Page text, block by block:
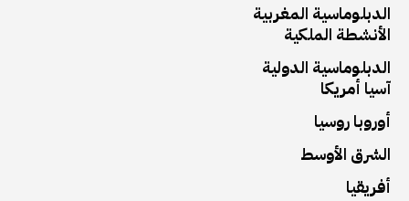
الدبلوماسية المغربية
الأنشطة الملكية
الدبلوماسية الدولية
آسيا أمريكا
أوروبا روسيا
الشرق الأوسط
أفريقيا